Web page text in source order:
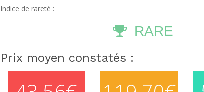
Indice de rareté :
RARE
Prix moyen constatés :